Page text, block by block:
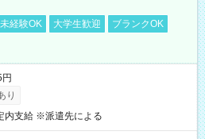
経験OK 大学生歓迎
ブランクOK
り
内支給 ※派遣先による